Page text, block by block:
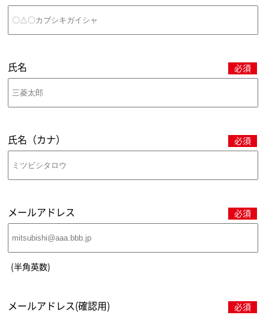
氏名 必須
氏名（カナ） 必須
メールアドレス 必須
(半角英数)
メールアドレス(確認用) 必須